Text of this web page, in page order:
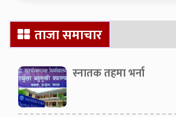
Secondary
Sidebar
ताजा समाचार
स्नातक तहमा भर्ना